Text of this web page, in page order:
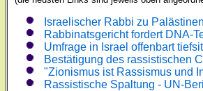
Israelischer Rabbi zu
Rabbinatsgericht fordert DNA-
Umfrage in Israel offenbart
Bestätigung des rassistischen
"Zionismus ist Rassismus und
Rassistische Spaltung - UN-